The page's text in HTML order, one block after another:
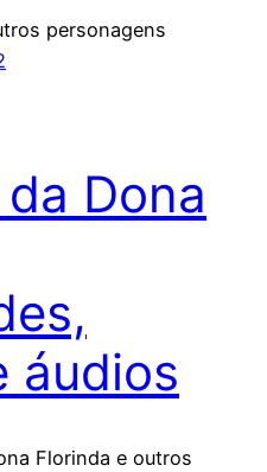
personagens
Dona
áudios
Florinda e outros